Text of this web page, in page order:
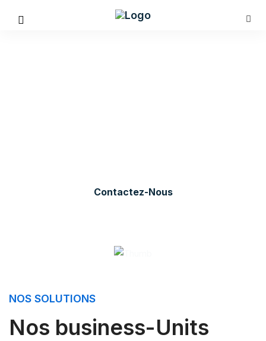
Contactez-Nous
NOS SOLUTIONS
Nos business-Units